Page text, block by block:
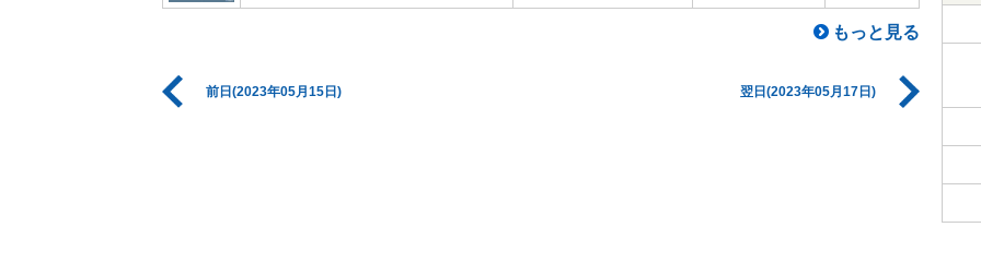
もっと見る
前日(2023年05月15日) 翌日(2023年05月17日)